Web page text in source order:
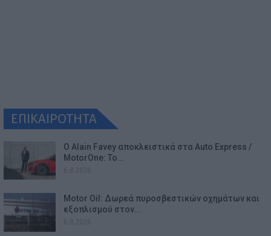
ΕΠΙΚΑΙΡΟΤΗΤΑ
Ο Alain Favey αποκλειστικά στα Auto Express /
MotorOne: Το…
Motor Oil: Δωρεά πυροσβεστικών οχημάτων και
εξοπλισμού στον…